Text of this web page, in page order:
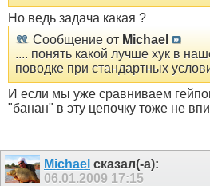
Но ведь задача какая ?
Сообщение от Michael
.... понять какой лучше хук в
поводке при стандартных
И если мы уже сравниваем
"банан" в эту цепочку тоже не
Michael сказал(-а):
06.01.2009 17:15